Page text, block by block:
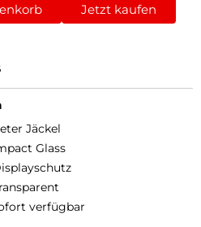
Jetzt kaufen
Jäckel
Glass
verfügbar